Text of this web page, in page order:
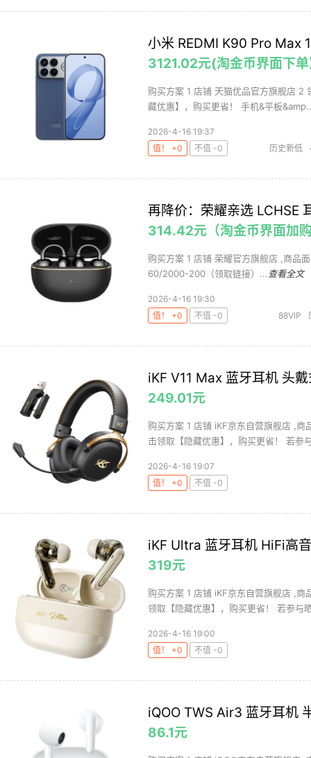
小米 REDMI K90 Pro Max
3121.02元(淘金币界面下
购买方案 1 店铺 天猫优品官方旗舰店
藏优惠】，购买更省！ 手机&平板
2026-4-16 19:37
值！ +0
不值 -0 历史新低
再降价：荣耀亲选 LCHSE
314.42元（淘金币界面加
购买方案 1 店铺 荣耀官方旗舰店 ,商
60/2000-200（领取链接）... 查看全文
2026-4-16 19:30
值！ +0
不值 -0 88VIP
iKF V11 Max 蓝牙耳机 头
249.01元
购买方案 1 店铺 iKF京东自营旗舰店 ,
击领取【隐藏优惠】，购买更省！ 若参
2026-4-16 19:07
值！ +0
不值 -0
iKF Ultra 蓝牙耳机 HiFi高
319元
购买方案 1 店铺 iKF京东自营旗舰店 ,
领取【隐藏优惠】，购买更省！ 若参与
2026-4-16 19:00
值！ +0
不值 -0
iQOO TWS Air3 蓝牙耳机
86.1元